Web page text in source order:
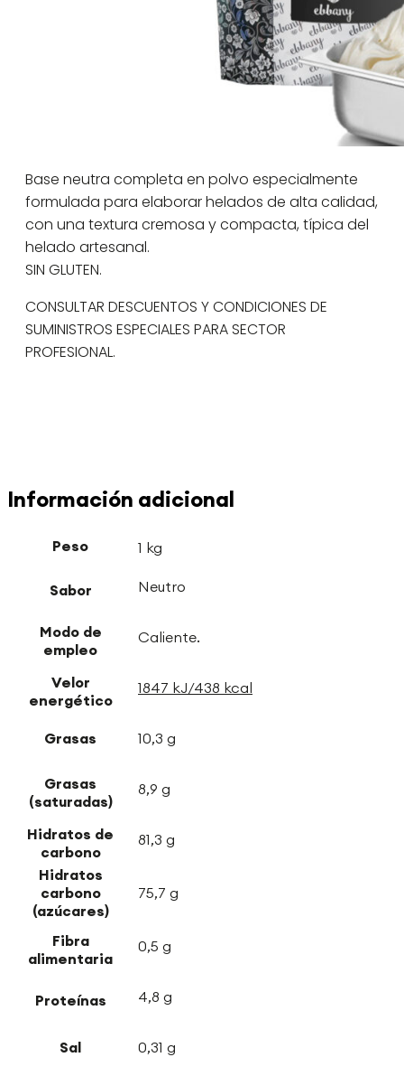
Base neutra completa en polvo especialmente
formulada para elaborar helados de alta calidad,
con una textura cremosa y compacta, típica del
helado artesanal.
SIN GLUTEN.
CONSULTAR DESCUENTOS Y CONDICIONES DE
SUMINISTROS ESPECIALES PARA SECTOR
PROFESIONAL.
Información adicional
Peso 1 kg
Sabor Neutro
Modo de
empleo
Caliente.
Velor
energético
1847 kJ/438 kcal
Grasas 10,3 g
Grasas
(saturadas)
8,9 g
Hidratos de
carbono
81,3 g
Hidratos
carbono
(azúcares)
75,7 g
Fibra
alimentaria
0,5 g
Proteínas 4,8 g
Sal 0,31 g